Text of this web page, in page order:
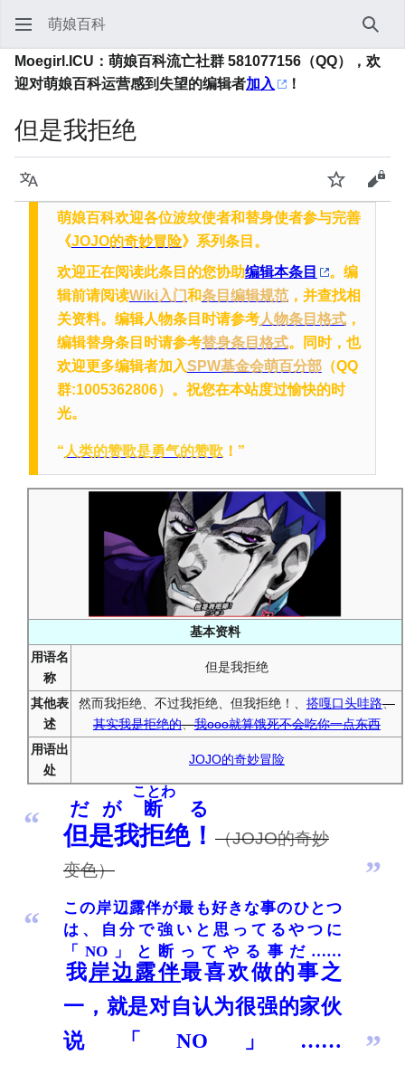
萌娘百科
搜索
Moegirl.ICU：萌娘百科流亡社群 581077156（QQ），欢
迎对萌娘百科运营感到失望的编辑者加入 ！
但是我拒绝
语言 监视
查
萌娘百科欢迎各位波纹使者和替身使者参与完善
《JOJO的奇妙冒险》系列条目。
欢迎正在阅读此条目的您协助编辑本条目
。编
辑前请阅读Wiki入门和条目编辑规范，并查找相
关资料。编辑人物条目时请参考人物条目格式，
编辑替身条目时请参考替身条目格式。同时，也
欢迎更多编辑者加入SPW基金会萌百分部（QQ
群:1005362806）。祝您在本站度过愉快的时
光。
“ 人类的赞歌是勇气的赞歌！”
基本资料
用语名
称
但是我拒绝
其他表
述
然而我拒绝、不过我拒绝、但我拒绝！、 搭嘎口头哇路、
其实我是拒绝的、我ooo就算饿死不会吃你一点东西
用语出
处
JOJO的奇妙冒险
“ 但是我拒绝！
だが 断
ことわ
る
（JOJO的奇妙
变色）
”
“
我岸边露伴最喜欢做的事之
一，就是对自认为很强的家伙
说「NO」……
この岸辺露伴が最も好きな事のひとつ
は、自分で強いと思ってるやつに
「NO」と断ってやる事だ……
”